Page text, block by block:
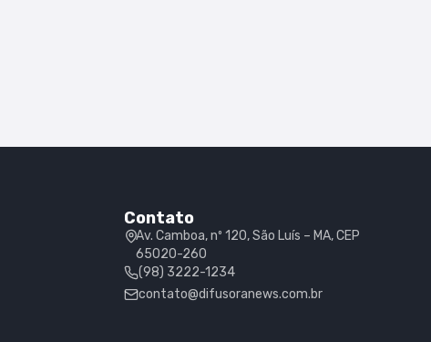
Contato
Av. Camboa, nº 120, São Luís – MA, CEP
65020-260
(98) 3222-1234
contato@difusoranews.com.br